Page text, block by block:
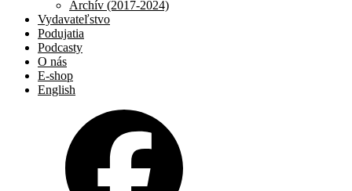
Archív (2017-2024)
Vydavateľstvo
Podujatia
Podcasty
O nás
E-shop
English